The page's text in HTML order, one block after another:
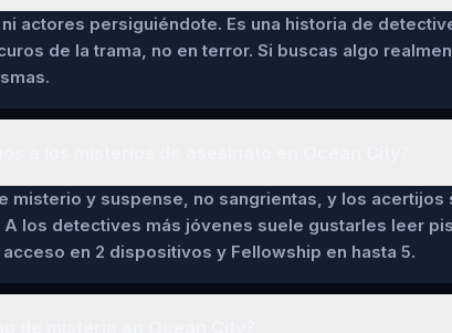
actores persiguiéndote. Es una historia de
de la trama, no en terror. Si buscas algo
misterio y suspense, no sangrientas, y los acertijos
A los detectives más jóvenes suele gustarles leer
en 2 dispositivos y Fellowship en hasta 5.